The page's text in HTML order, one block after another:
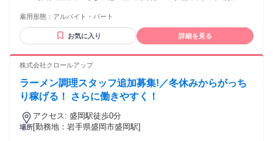
定して働ける方 ◆扶養内勤務OK ◆副業・WワークOK ◆友達
同士でのご応募も大歓迎 ◆U・Iターン歓迎（寮完備） ◆ハロ
ーワークでお仕事お探し中の方も歓迎 ＼活かせる経験／ ◆接
雇用形態： アルバイト・パート
お気に入り 詳細を見る
株式会社クロールアップ
ラーメン調理スタッフ追加募集!／冬休みからがっち
り稼げる！ さらに働きやすく！
場所
アクセス: 盛岡駅徒歩0分
[勤務地：岩手県盛岡市盛岡駅]